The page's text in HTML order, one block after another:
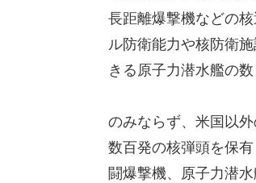
長距離爆撃機などの
ル防衛能力や核防衛
きる原子力潜水艦の
のみならず、米国以
数百発の核弾頭を保
闘爆撃機、原子力潜